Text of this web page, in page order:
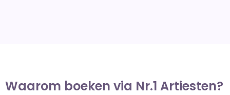
Waarom boeken via Nr.1 Artiesten?